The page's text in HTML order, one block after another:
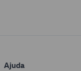
Ajuda